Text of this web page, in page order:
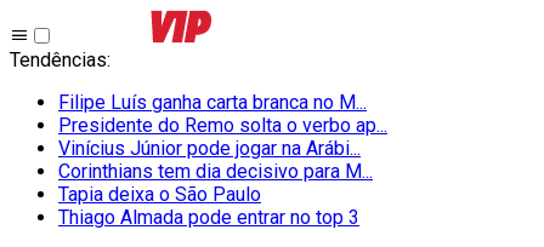
Tendências:
Filipe Luís ganha carta branca no M...
Presidente do Remo solta o verbo ap...
Vinícius Júnior pode jogar na Arábi...
Corinthians tem dia decisivo para M...
Tapia deixa o São Paulo
Thiago Almada pode entrar no top 3